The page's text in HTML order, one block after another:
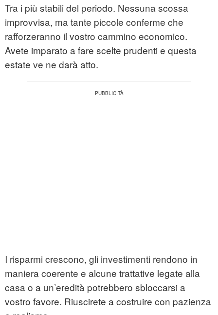
Tra i più stabili del periodo. Nessuna scossa
improvvisa, ma tante piccole conferme che
rafforzeranno il vostro cammino economico.
Avete imparato a fare scelte prudenti e questa
estate ve ne darà atto.
I risparmi crescono, gli investimenti rendono in
maniera coerente e alcune trattative legate alla
casa o a un’eredità potrebbero sbloccarsi a
vostro favore. Riuscirete a costruire con pazienza